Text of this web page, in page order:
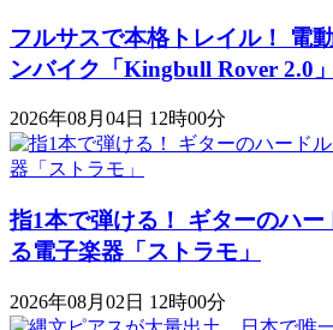
フルサスで本格トレイル！ 電
ンバイク「Kingbull Rover 2.0」
2026年08月04日 12時00分
指1本で弾ける！ ギターのハ
る電子楽器「ストラモ」
2026年08月02日 12時00分